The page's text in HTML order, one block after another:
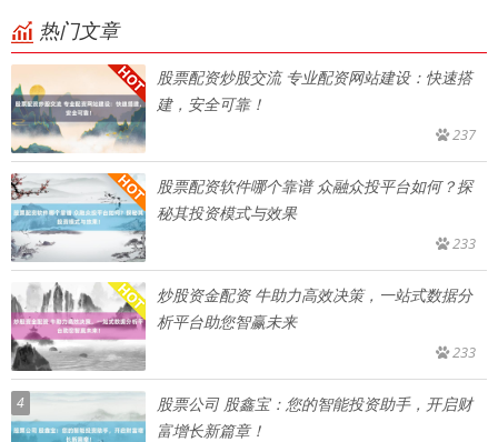
热门文章
股票配资炒股交流 专业配资网站建设：快速搭
建，安全可靠！
237
股票配资软件哪个靠谱 众融众投平台如何？探
秘其投资模式与效果
233
炒股资金配资 牛助力高效决策，一站式数据分
析平台助您智赢未来
233
4
股票公司 股鑫宝：您的智能投资助手，开启财
富增长新篇章！